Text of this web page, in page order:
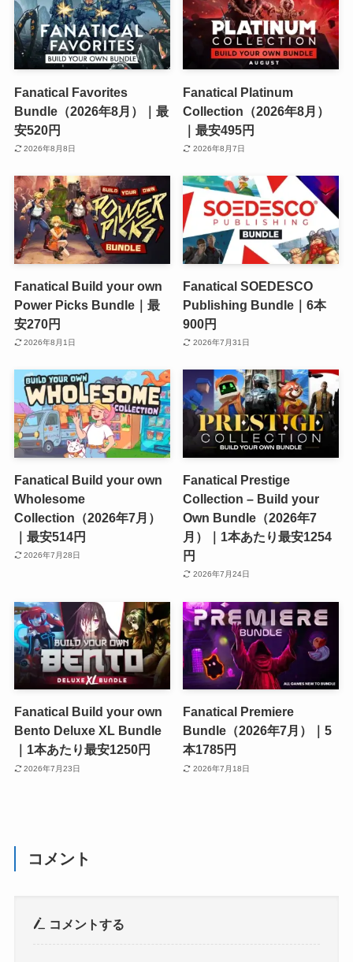
Fanatical Favorites
Bundle（2026年8月）｜最
安520円
2026年8月8日
Fanatical Platinum
Collection（2026年8月）
｜最安495円
2026年8月7日
Fanatical Build your own
Power Picks Bundle｜最
安270円
2026年8月1日
Fanatical SOEDESCO
Publishing Bundle｜6本
900円
2026年7月31日
Fanatical Build your own
Wholesome
Collection（2026年7月）
｜最安514円
2026年7月28日
Fanatical Prestige
Collection – Build your
Own Bundle（2026年7
月）｜1本あたり最安1254
円
2026年7月24日
Fanatical Build your own
Bento Deluxe XL Bundle
｜1本あたり最安1250円
2026年7月23日
Fanatical Premiere
Bundle（2026年7月）｜5
本1785円
2026年7月18日
コメント
コメントする